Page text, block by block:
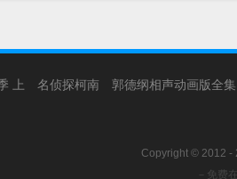
上 名侦探柯南 郭德纲相声动画版全集
Copyright © 2012 -
－免费